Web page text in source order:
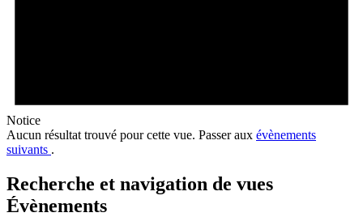
Notice
Aucun résultat trouvé pour cette vue. Passer aux évènements
suivants .
Recherche et navigation de vues
Évènements